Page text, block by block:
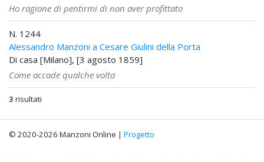
Ho ragione di pentirmi di non aver profittato
N. 1244
Alessandro Manzoni a Cesare Giulini della Porta
Di casa [Milano], [3 agosto 1859]
Come accade qualche volta
3 risultati
© 2020-2026 Manzoni Online | Progetto